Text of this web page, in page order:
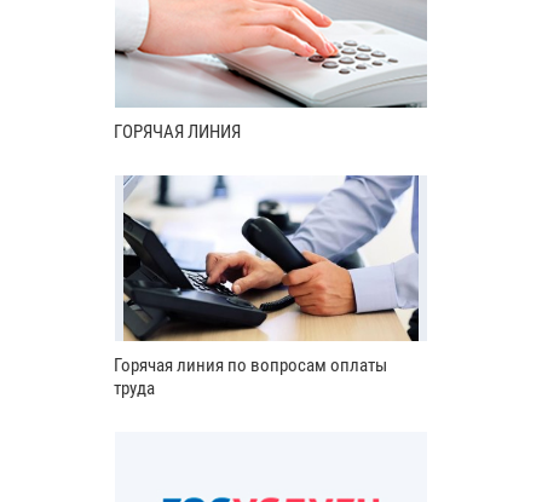
ГОРЯЧАЯ ЛИНИЯ
Горячая линия по вопросам оплаты
труда